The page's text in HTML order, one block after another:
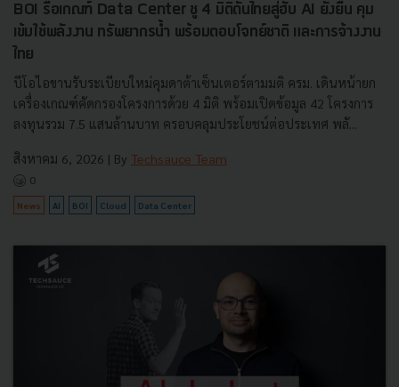
BOI รื้อเกณฑ์ Data Center ชู 4 มิติดันไทยสู่ฮับ AI ยั่งยืน คุม
เข้มใช้พลังงาน ทรัพยากรน้ำ พร้อมตอบโจทย์ชาติ และการจ้างงาน
ไทย
บีโอไอขานรับระเบียบใหม่คุมดาต้าเซ็นเตอร์ตามมติ ครม. เดินหน้ายก
เครื่องเกณฑ์คัดกรองโครงการด้วย 4 มิติ พร้อมเปิดข้อมูล 42 โครงการ
ลงทุนรวม 7.5 แสนล้านบาท ครอบคลุมประโยชน์ต่อประเทศ พลั...
สิงหาคม 6, 2026 | By Techsauce Team
0
News AI BOI Cloud Data Center